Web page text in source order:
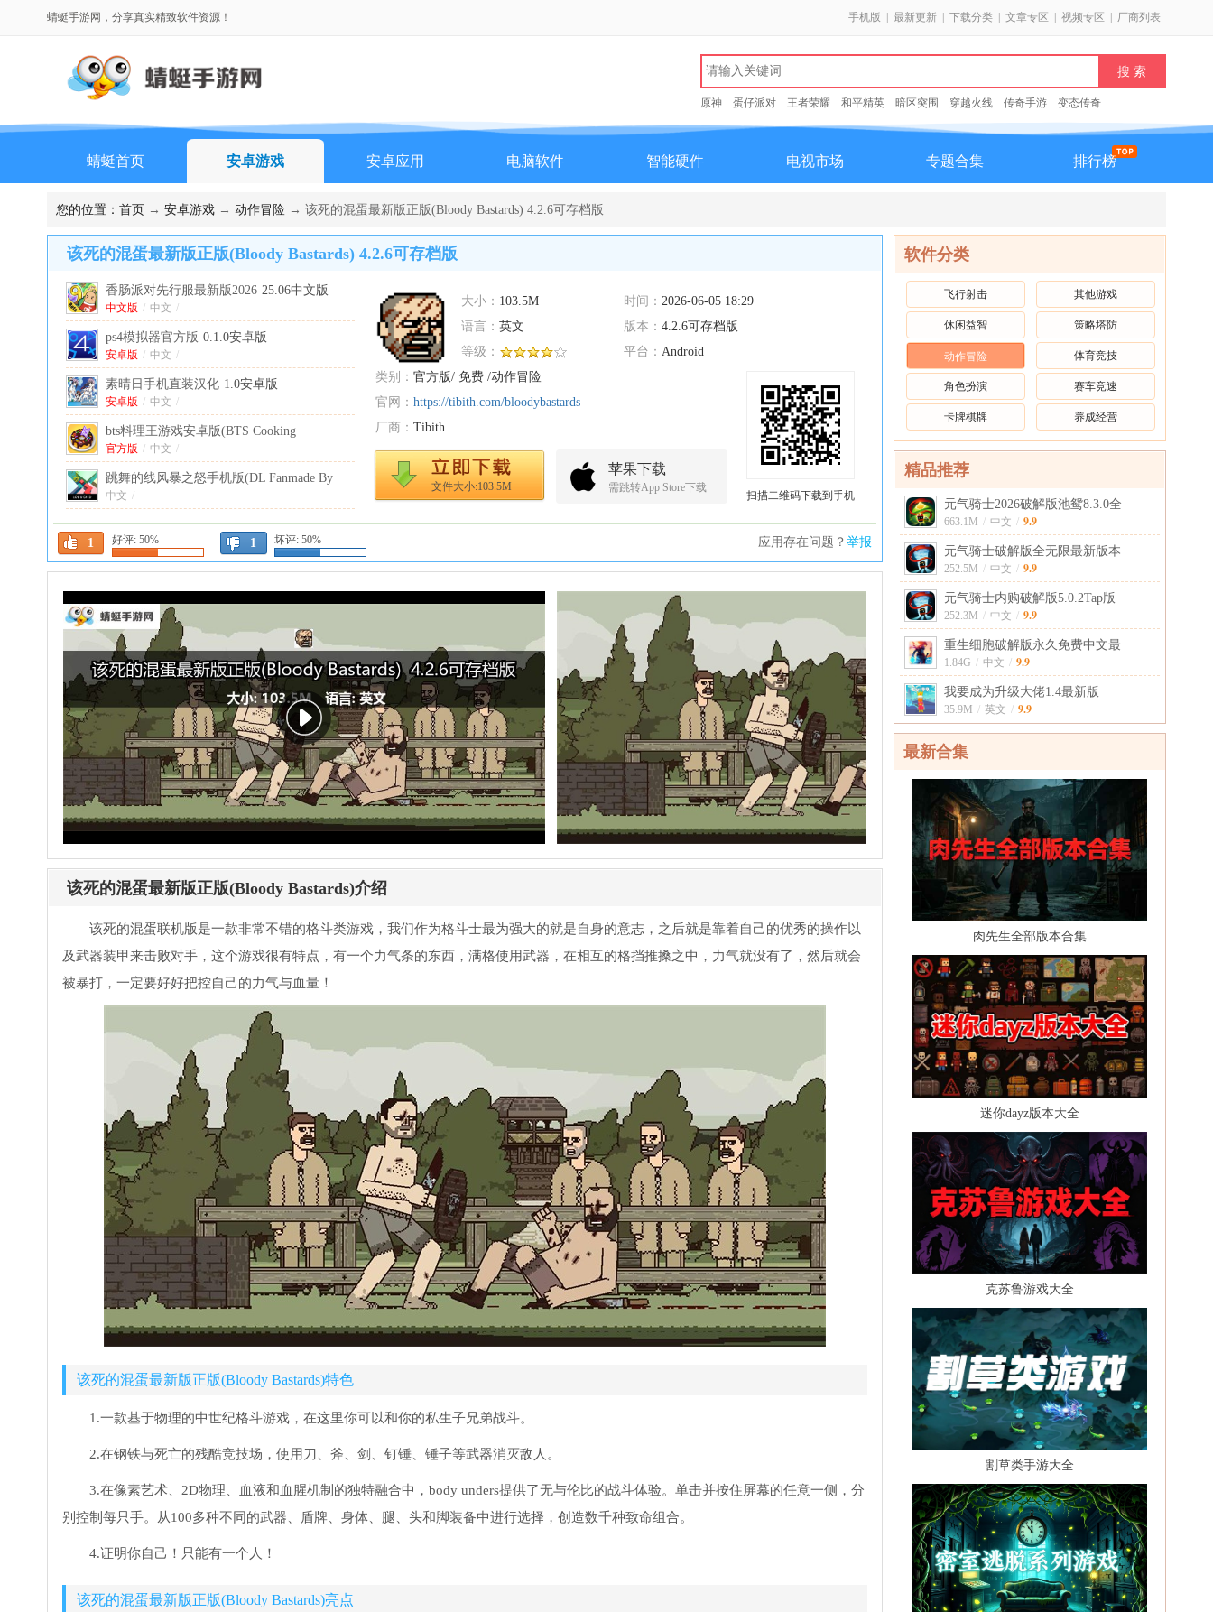
蜻蜓手游网，分享真实精致软件资源！ 手机版 最新更新 下载分类 文章专区 视频专区 厂商列表
原神 蛋仔派对 王者荣耀 和平精英 暗区突围 穿越火线 传奇手游 变态传奇
蜻蜓首页 安卓游戏 安卓应用 电脑软件 智能硬件 电视市场 专题合集 排行榜
您的位置： 首页 → 安卓游戏 → 动作冒险 → 该死的混蛋最新版正版(Bloody Bastards) 4.2.6可存档版
该死的混蛋最新版正版(Bloody Bastards) 4.2.6可存档版
大小： 103.5M 时间： 2026-06-05 18:29
语言： 英文 版本： 4.2.6可存档版
等级：
平台： Android
类别： 官方版/ 免费 /动作冒险
官网： https://tibith.com/bloodybastards
厂商： Tibith
文件大小:103.5M
苹果下载
需跳转App Store下载
1 好评: 50% 1 坏评: 50% 应用存在问题？ 举报
香肠派对先行服最新版2026 25.06中文版
中文版 / 中文 /
ps4模拟器官方版 0.1.0安卓版
安卓版 / 中文 /
素晴日手机直装汉化 1.0安卓版
安卓版 / 中文 /
bts料理王游戏安卓版(BTS Cooking
OnC)
1.0.5官方正版
官方版 / 中文 /
跳舞的线风暴之怒手机版(DL Fanmade By
yezhiyi)
中文 /
派对世界破解版最新版(Party Craft) 1.8.31安
卓版
安卓版 / 英文
冷血射手重制版无限金币无限钻石最新版
(Bowmasters) 11.3.2中文版
中文版 / 英文 /
虔诚之花的晚钟中文版安卓
中文
巴西精英赛车破解版(Elite Auto Brasil) 0.81最
新版
英文 /
极限竞速专家游戏(Race Max Pro)
2.13.16安
卓版
安卓版 英文
扫描二维码下载到手机
该死的混蛋最新版正版(Bloody Bastards)介绍
该死的混蛋联机版是一款非常不错的格斗类游戏，我们作为格斗士最为强大的就是自身的意志，之后就是靠着自己的优秀的操作以
及武器装甲来击败对手，这个游戏很有特点，有一个力气条的东西，满格使用武器，在相互的格挡推搡之中，力气就没有了，然后就会
被暴打，一定要好好把控自己的力气与血量！
该死的混蛋最新版正版(Bloody Bastards)特色
1.一款基于物理的中世纪格斗游戏，在这里你可以和你的私生子兄弟战斗。
2.在钢铁与死亡的残酷竞技场，使用刀、斧、剑、钉锤、锤子等武器消灭敌人。
3.在像素艺术、2D物理、血液和血腥机制的独特融合中，body unders提供了无与伦比的战斗体验。单击并按住屏幕的任意一侧，分
别控制每只手。从100多种不同的武器、盾牌、身体、腿、头和脚装备中进行选择，创造数千种致命组合。
4.证明你自己！只能有一个人！
该死的混蛋最新版正版(Bloody Bastards)亮点
软件分类
飞行射击 其他游戏
休闲益智 策略塔防
动作冒险 体育竞技
角色扮演 赛车竞速
卡牌棋牌 养成经营
精品推荐
元气骑士2026破解版池鸳8.3.0全
663.1M / 中文 / 9.9
元气骑士破解版全无限最新版本
252.5M / 中文 / 9.9
元气骑士内购破解版5.0.2Tap版
252.3M / 中文 / 9.9
重生细胞破解版永久免费中文最
1.84G / 中文 / 9.9
我要成为升级大佬1.4最新版
35.9M / 英文 / 9.9
最新合集
肉先生全部版本合集
迷你dayz版本大全
克苏鲁游戏大全
割草类手游大全